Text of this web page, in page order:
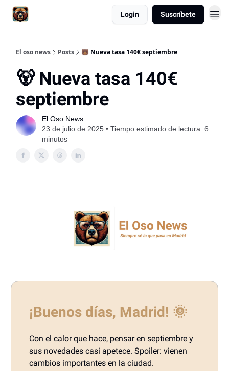
Login Suscríbete
El oso news Posts 🐻 Nueva tasa 140€ septiembre
🐻 Nueva tasa 140€
septiembre
El Oso News
23 de julio de 2025 • Tiempo estimado de lectura: 6
minutos
¡Buenos días, Madrid! 🌞
Con el calor que hace, pensar en septiembre y
sus novedades casi apetece. Spoiler: vienen
cambios importantes en la ciudad.